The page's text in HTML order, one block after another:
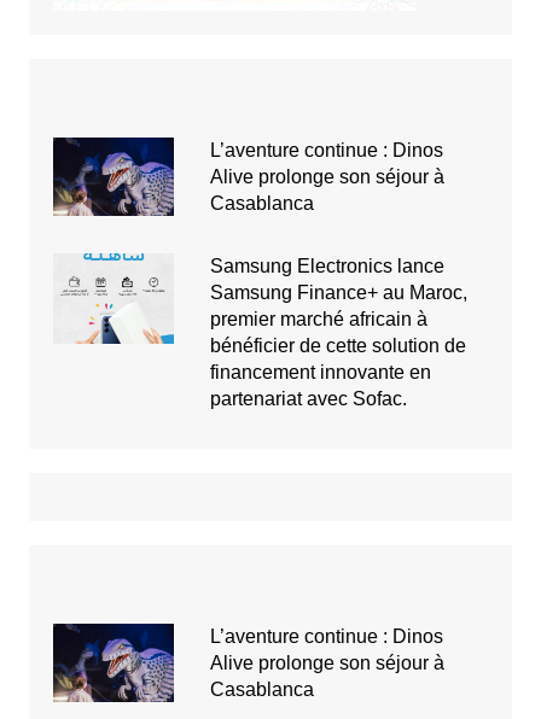
L’aventure continue : Dinos
Alive prolonge son séjour à
Casablanca
Samsung Electronics lance
Samsung Finance+ au Maroc,
premier marché africain à
bénéficier de cette solution de
financement innovante en
partenariat avec Sofac.
L’aventure continue : Dinos
Alive prolonge son séjour à
Casablanca